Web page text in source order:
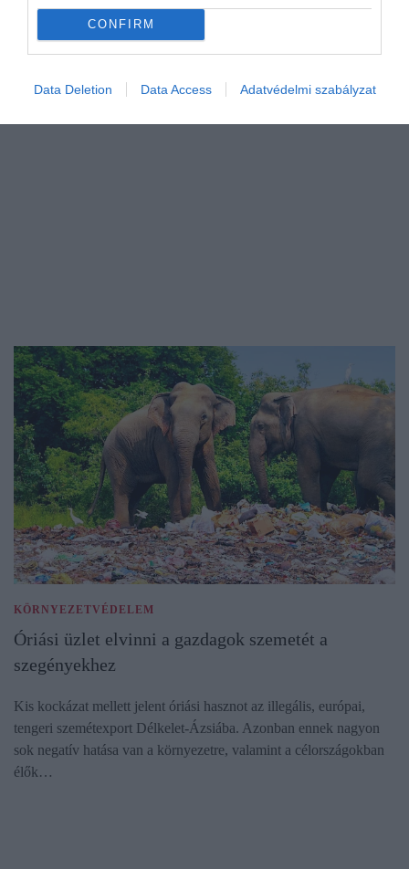
CONFIRM
Data Deletion Data Access Adatvédelmi szabályzat
kérdezte a magyarokat a Központi Statisztikai Hivatal (KSH). A
felmérésből például kiderült, ötből négy ember nem vásárol
betétdíjas termékeket.
KÖRNYEZETVÉDELEM
Óriási üzlet elvinni a gazdagok szemetét a
szegényekhez
Kis kockázat mellett jelent óriási hasznot az illegális, európai,
tengeri szemétexport Délkelet-Ázsiába. Azonban ennek nagyon
sok negatív hatása van a környezetre, valamint a célországokban
élők…